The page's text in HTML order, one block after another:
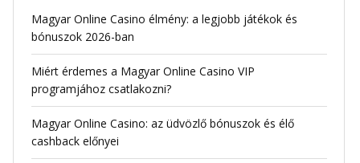
Magyar Online Casino élmény: a legjobb játékok és
bónuszok 2026-ban
Miért érdemes a Magyar Online Casino VIP
programjához csatlakozni?
Magyar Online Casino: az üdvözlő bónuszok és élő
cashback előnyei